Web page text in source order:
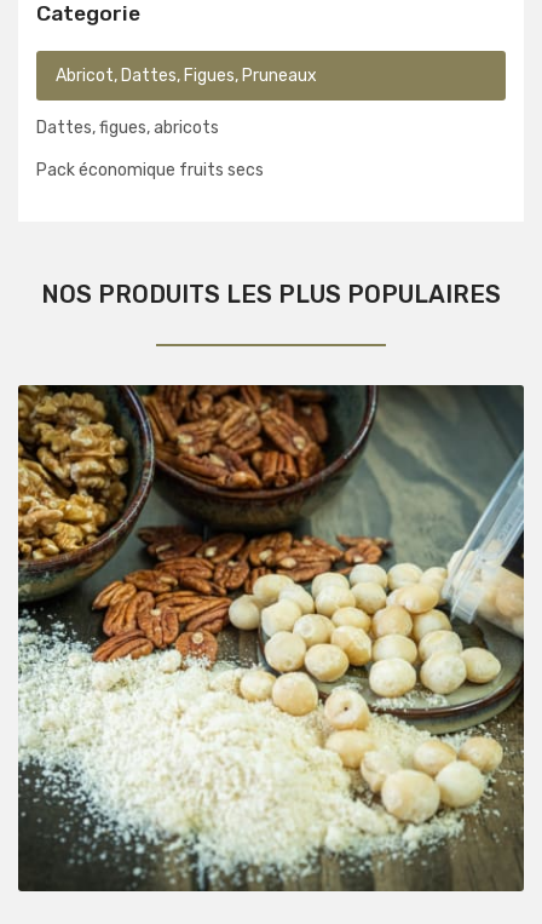
Categorie
Abricot, Dattes, Figues, Pruneaux
Dattes, figues, abricots
Pack économique fruits secs
NOS PRODUITS LES PLUS POPULAIRES